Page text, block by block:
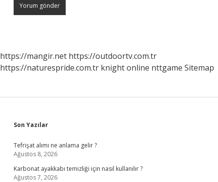
https://mangir.net https://outdoortv.com.tr
https://naturespride.com.tr knight online nttgame Sitemap
Sidebar
Son Yazılar
Tefrişat alımı ne anlama gelir ?
Ağustos 8, 2026
Karbonat ayakkabı temizliği için nasıl kullanılır ?
Ağustos 7, 2026